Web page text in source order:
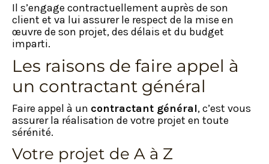
Il s’engage contractuellement auprès de son
client et va lui assurer le respect de la mise en
œuvre de son projet, des délais et du budget
imparti.
Les raisons de faire appel à
un contractant général
Faire appel à un contractant général, c’est vous
assurer la réalisation de votre projet en toute
sérénité.
Votre projet de A à Z